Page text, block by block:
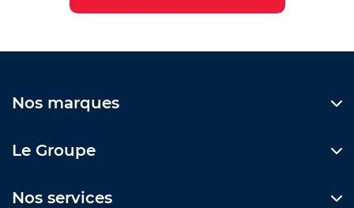
Nos marques
Le Groupe
Nos services